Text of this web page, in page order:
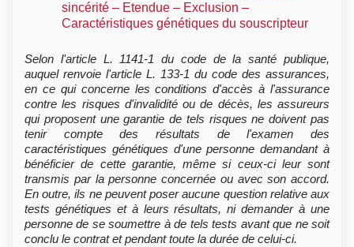
sincérité – Etendue – Exclusion –
Caractéristiques génétiques du souscripteur
Selon l'article L. 1141-1 du code de la santé publique,
auquel renvoie l'article L. 133-1 du code des assurances,
en ce qui concerne les conditions d'accès à l'assurance
contre les risques d'invalidité ou de décès, les assureurs
qui proposent une garantie de tels risques ne doivent pas
tenir compte des résultats de l'examen des
caractéristiques génétiques d'une personne demandant à
bénéficier de cette garantie, même si ceux-ci leur sont
transmis par la personne concernée ou avec son accord.
En outre, ils ne peuvent poser aucune question relative aux
tests génétiques et à leurs résultats, ni demander à une
personne de se soumettre à de tels tests avant que ne soit
conclu le contrat et pendant toute la durée de celui-ci.